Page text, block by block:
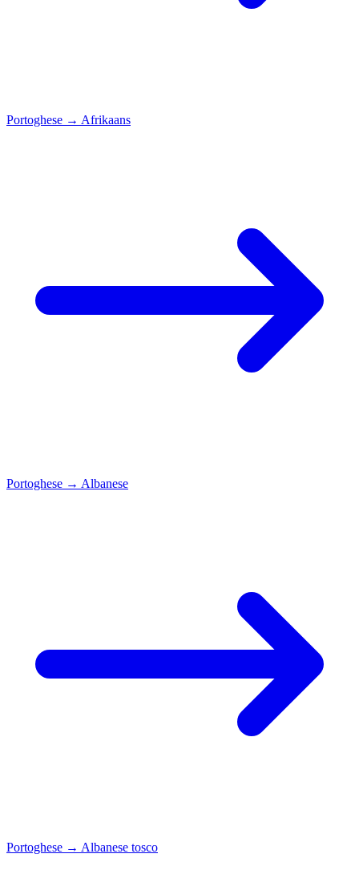
Portoghese → Afrikaans
Portoghese → Albanese
Portoghese → Albanese tosco